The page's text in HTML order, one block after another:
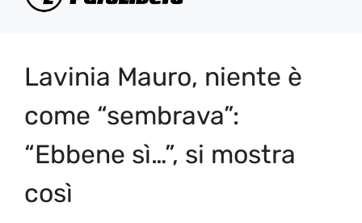
Lavinia Mauro, niente è
come “sembrava”:
“Ebbene sì…”, si mostra
così